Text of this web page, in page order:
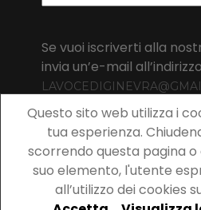
Se vuoi iscriverti alla
invia un’e-mail all’indirizzo
Copyright 2021 La Voce di
di Ginevra | Wishful
Questo sito web utilizza i
tua esperienza.
scorrendo questa pagina
suo elemento, l'utente
all’utilizzo dei cookies